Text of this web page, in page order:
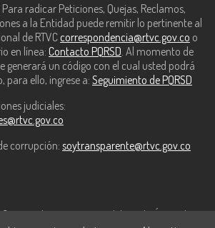
radicar Peticiones, Quejas, Reclamos,
a la Entidad puede remitir lo pertinente al
de RTVC correspondencia@rtvc.gov.co o
en línea: Contacto PQRSD . Al momento de
generará un código con el cual usted podrá
para ello, ingrese a: Seguimiento de PQRSD
judiciales:
corrupción: soytransparente@rtvc.gov.co
con recursos del Fondo Único de